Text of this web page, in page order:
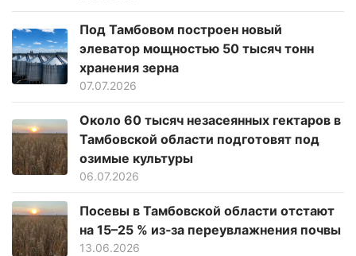
Под Тамбовом построен новый
элеватор мощностью 50 тысяч тонн
хранения зерна
07.07.2026
Около 60 тысяч незасеянных гектаров в
Тамбовской области подготовят под
озимые культуры
06.07.2026
Посевы в Тамбовской области отстают
на 15–25 % из‑за переувлажнения почвы
13.06.2026